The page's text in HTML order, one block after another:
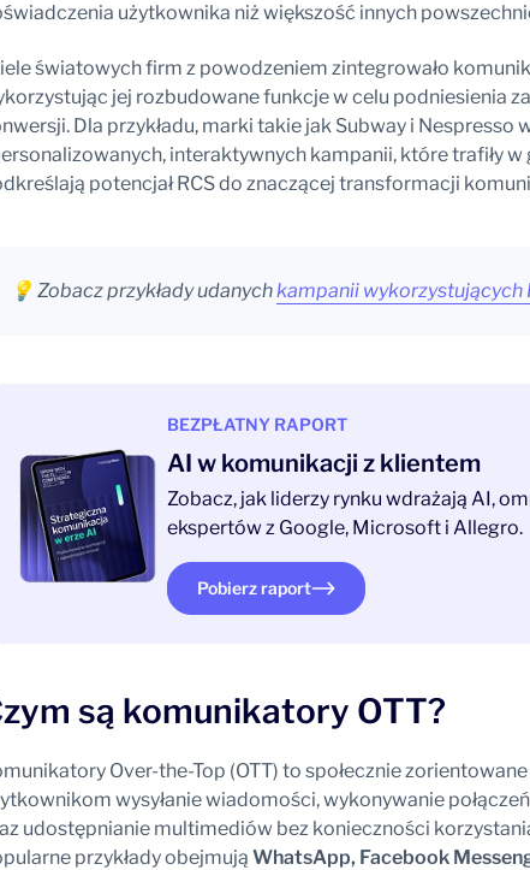
użytkownika niż większość innych
światowych firm z powodzeniem zintegrowało
jej rozbudowane funkcje w celu podniesienia
Dla przykładu, marki takie jak Subway i Nespresso
interaktywnych kampanii, które trafiły
potencjał RCS do znaczącej transformacji
💡 Zobacz przykłady udanychkampanii wykorzystujących
BEZPŁATNY RAPORT
AI w komunikacji z klientem
Zobacz, jak liderzy rynku wdrażają AI,
ekspertów z Google, Microsoft i Allegro.
Pobierz raport
są komunikatory OTT?
Over-the-Top (OTT) to społecznie
wysyłanie wiadomości, wykonywanie
udostępnianie multimediów bez konieczności
przykłady obejmują WhatsApp, Facebook